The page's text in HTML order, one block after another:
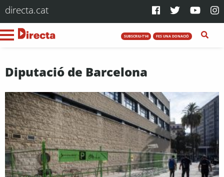
directa.cat
SUBSCRIU-T'HI FES UNA DONACIÓ
Diputació de Barcelona